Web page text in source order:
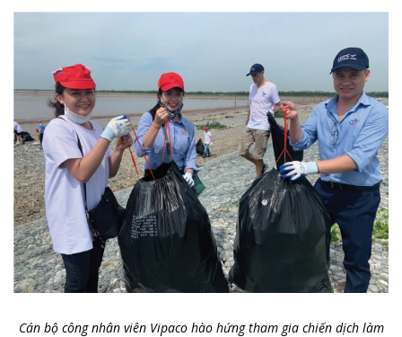
Cán bộ công nhân viên Vipaco hào hứng tham gia chiến dịch làm